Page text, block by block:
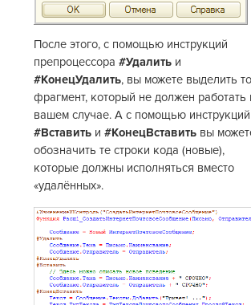
После этого, с помощью инструкций
препроцессора#Удалить и
#КонецУдалить, вы можете выделить
фрагмент, который не должен работать
вашем случае. А с помощью инструкций
#Вставить и#КонецВставить вы
обозначить те строки кода (новые),
которые должны исполняться вместо
«удалённых».